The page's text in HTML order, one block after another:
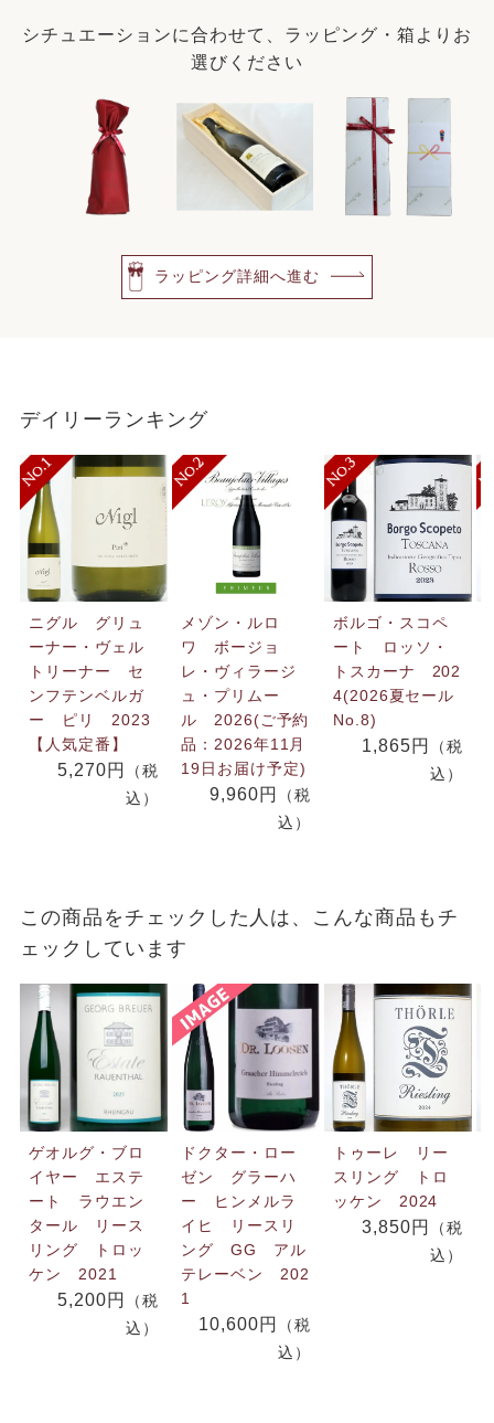
シチュエーションに合わせて、ラッピング・箱よりお
選びください
ラッピング詳細へ進む
デイリーランキング
ニグル グリュ
ーナー・ヴェル
トリーナー セ
ンフテンベルガ
ー ピリ 2023
【人気定番】
5,270円
（税
込）
メゾン・ルロ
ワ ボージョ
レ・ヴィラージ
ュ・プリムー
ル 2026(ご予約
品：2026年11月
19日お届け予定)
9,960円
（税
込）
ボルゴ・スコペ
ート ロッソ・
トスカーナ 202
4(2026夏セール
No.8)
1,865円
（税
込）
この商品をチェックした人は、こんな商品もチ
ェックしています
ゲオルグ・ブロ
イヤー エステ
ート ラウエン
タール リース
リング トロッ
ケン 2021
5,200円
（税
込）
ドクター・ロー
ゼン グラーハ
ー ヒンメルラ
イヒ リースリ
ング GG アル
テレーベン 202
1
10,600円
（税
込）
トゥーレ リー
スリング トロ
ッケン 2024
3,850円
（税
込）